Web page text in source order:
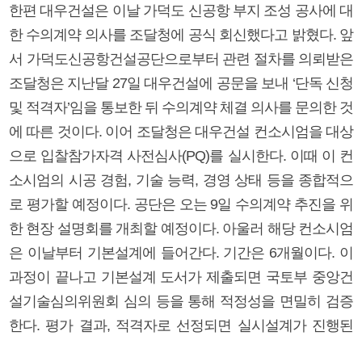
한편 대우건설은 이날 가덕도 신공항 부지 조성 공사에 대
한 수의계약 의사를 조달청에 공식 회신했다고 밝혔다. 앞
서 가덕도신공항건설공단으로부터 관련 절차를 의뢰받은
조달청은 지난달 27일 대우건설에 공문을 보내 ‘단독 신청
및 적격자’임을 통보한 뒤 수의계약 체결 의사를 문의한 것
에 따른 것이다. 이어 조달청은 대우건설 컨소시엄을 대상
으로 입찰참가자격 사전심사(PQ)를 실시한다. 이때 이 컨
소시엄의 시공 경험, 기술 능력, 경영 상태 등을 종합적으
로 평가할 예정이다. 공단은 오는 9일 수의계약 추진을 위
한 현장 설명회를 개최할 예정이다. 아울러 해당 컨소시엄
은 이날부터 기본설계에 들어간다. 기간은 6개월이다. 이
과정이 끝나고 기본설계 도서가 제출되면 국토부 중앙건
설기술심의위원회 심의 등을 통해 적정성을 면밀히 검증
한다. 평가 결과, 적격자로 선정되면 실시설계가 진행된